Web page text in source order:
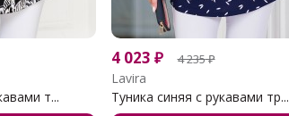
т...
4 023 ₽ 4 235₽
Lavira
Туника синяя с рукавами тр...